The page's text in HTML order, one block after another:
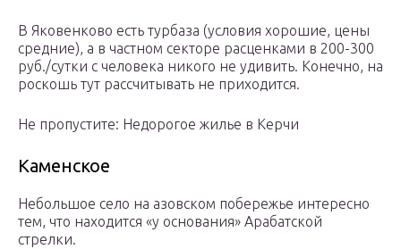
В Яковенково есть турбаза (условия хорошие, цены
средние), а в частном секторе расценками в 200-300
руб./сутки с человека никого не удивить. Конечно, на
роскошь тут рассчитывать не приходится.
Не пропустите: Недорогое жилье в Керчи
Каменское
Небольшое село на азовском побережье интересно
тем, что находится «у основания» Арабатской
стрелки.